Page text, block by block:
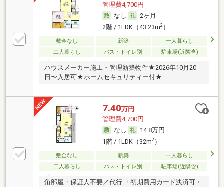
管理費4,700円
なし
2ヶ月
2階 / 1LDK（43.23m2）
敷金なし 新築
一人暮らし
二人暮らし
バス・トイレ別 駐車場(近隣含)
ハウスメーカー施工・管理新築物件★2026年10月20
日〜入居可★ホームセキュリティー付★
7.40万円
管理費4,700円
なし
14.8万円
1階 / 1LDK（32m2）
敷金なし 新築
一人暮らし
二人暮らし
バス・トイレ別 駐車場(近隣含)
角部屋・保証人不要／代行 ・初期費用カード決済可・